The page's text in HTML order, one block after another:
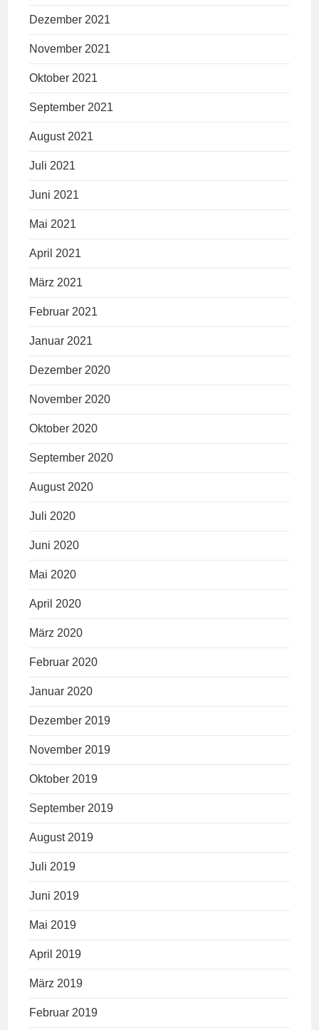
Dezember 2021
November 2021
Oktober 2021
September 2021
August 2021
Juli 2021
Juni 2021
Mai 2021
April 2021
März 2021
Februar 2021
Januar 2021
Dezember 2020
November 2020
Oktober 2020
September 2020
August 2020
Juli 2020
Juni 2020
Mai 2020
April 2020
März 2020
Februar 2020
Januar 2020
Dezember 2019
November 2019
Oktober 2019
September 2019
August 2019
Juli 2019
Juni 2019
Mai 2019
April 2019
März 2019
Februar 2019